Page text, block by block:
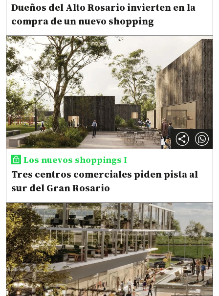
Dueños del Alto Rosario invierten en la
compra de un nuevo shopping
Los nuevos shoppings I
Tres centros comerciales piden pista al
sur del Gran Rosario